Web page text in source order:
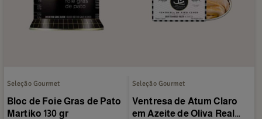
Seleção Gourmet
Bloc de Foie Gras de Pato
Martiko 130 gr
Seleção Gourmet
Ventresa de Atum Claro
em Azeite de Oliva Real